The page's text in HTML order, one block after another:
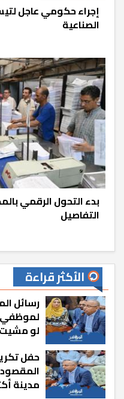
إجراء حكومي عاجل
الصناعية
بدء التحول الرقمي
التفاصيل
الأكثر قراءة
رسائل
لموظفي
لو
حفل
المقصود
مدينة